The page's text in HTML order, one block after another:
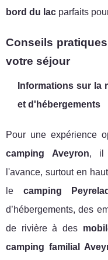
bord du lac parfaits
Conseils
votre séjour
Informations sur la
et d'hébergements
Pour une expérience
camping Aveyron, il
l'avance, surtout en
le camping
d’hébergements, des
de rivière à des
camping familial